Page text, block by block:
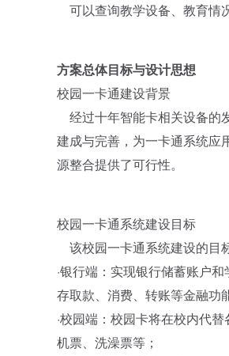
可以查询教学设备、教育情
方案总体目标与设计思想
校园一卡通建设背景
经过十年智能卡相关设备的
建成与完善，为一卡通系统应
源整合提供了可行性。
校园一卡通系统建设目标
该校园一卡通系统建设的目
·银行端：实现银行储蓄账户
存取款、消费、转账等金融功
·校园端：校园卡将在校内代
机票、洗澡票等；